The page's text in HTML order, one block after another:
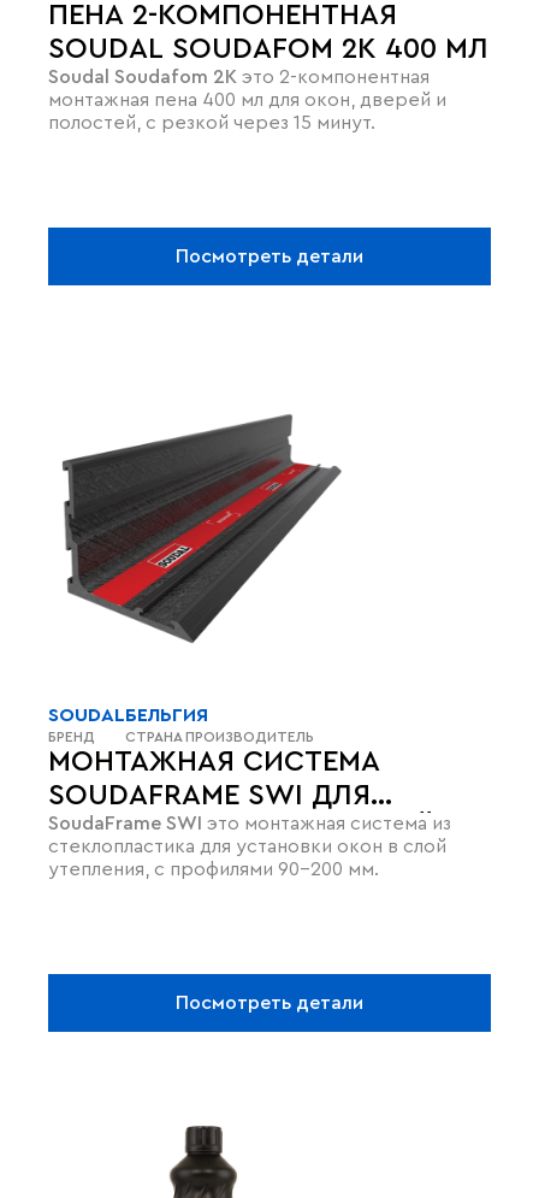
ПЕНА 2-КОМПОНЕНТНАЯ
SOUDAL SOUDAFOM 2K 400 МЛ
Soudal Soudafom 2K
монтажная пена 400 мл для окон, дверей и
полостей, с резкой через 15 минут.
Посмотреть детали
МОНТАЖНАЯ СИСТЕМА
SOUDAFRAME SWI ДЛЯ
УСТАНОВКИ ОКОН В СЛОЙ
УТЕПЛЕНИЯ
SoudaFrame SWI
стеклопластика для установки окон в слой
утепления, с профилями 90-200 мм.
SOUDAL
БРЕНД
БЕЛЬГИЯ
СТРАНА ПРОИЗВОДИТЕЛЬ
Посмотреть детали